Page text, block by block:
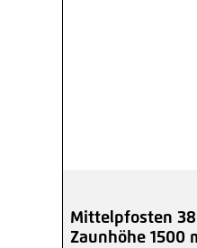
Mittelpfosten
Zaunhöhe 1500